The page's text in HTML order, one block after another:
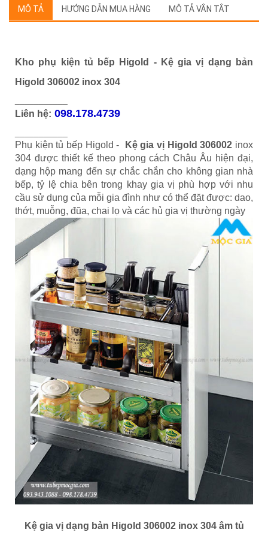
MÔ TẢ HƯỚNG DẪN MUA HÀNG MÔ TẢ VẮN TẮT
Kho phụ kiện tủ bếp Higold - Kệ gia vị dạng bản
Higold 306002 inox 304
Liên hệ: 098.178.4739
Phụ kiện tủ bếp Higold - Kệ gia vị Higold 306002 inox
304 được thiết kế theo phong cách Châu Âu hiện đại,
dạng hộp mang đến sự chắc chắn cho không gian nhà
bếp, tỷ lệ chia bên trong khay gia vị phù hợp với nhu
cầu sử dụng của mỗi gia đình như có thể đặt được: dao,
thớt, muỗng, đũa, chai lọ và các hủ gia vị thường ngày
Kệ gia vị dạng bản Higold 306002 inox 304 âm tủ